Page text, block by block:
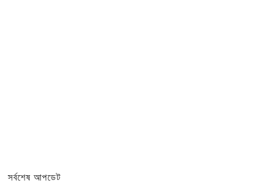
সর্বশেষ আপডেট